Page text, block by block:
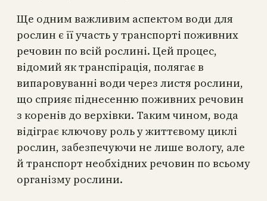
Ще одним важливим аспектом води для
рослин є її участь у транспорті поживних
речовин по всій рослині. Цей процес,
відомий як транспірація, полягає в
випаровуванні води через листя рослини,
що сприяє піднесенню поживних речовин
з коренів до верхівки. Таким чином, вода
відіграє ключову роль у життєвому циклі
рослин, забезпечуючи не лише вологу, але
й транспорт необхідних речовин по всьому
організму рослини.